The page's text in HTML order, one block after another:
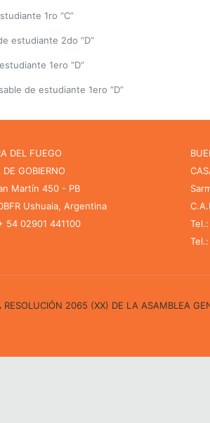
1ro “C”
estudiante 2do “D”
1ero “D”
de estudiante 1ero “D”
DEL FUEGO
DE GOBIERNO
Martín 450 - PB
Ushuaia, Argentina
54 02901 441100
2065 (XX) DE LA ASAMBLEA